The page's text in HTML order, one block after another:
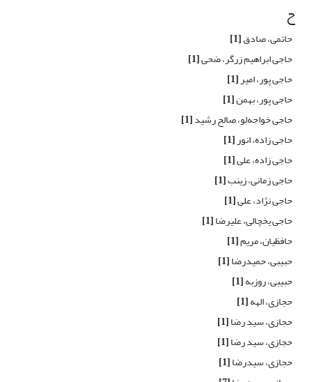
ح
حاتمی، صادق[1]
حاجی ابراهیم زرگر، ضحی[1]
حاجی پور، امیر[1]
حاجی پور، بهمن[1]
حاجی خواجه‌لو، صالح رشید[1]
حاجی زاده، انور[1]
حاجی زاده، علی[1]
حاجی زمانی، زینب[1]
حاجی نژاد، علی[1]
حاجی یخچالی، علیرضا[1]
حافظیان، مریم[1]
حبیبی، حمیدرضا[1]
حبیبی، روزبه[1]
حجازی، الهه[1]
حجازی، سید رضا[1]
حجازی، سید رضا[1]
حجازی، سیدرضا[1]